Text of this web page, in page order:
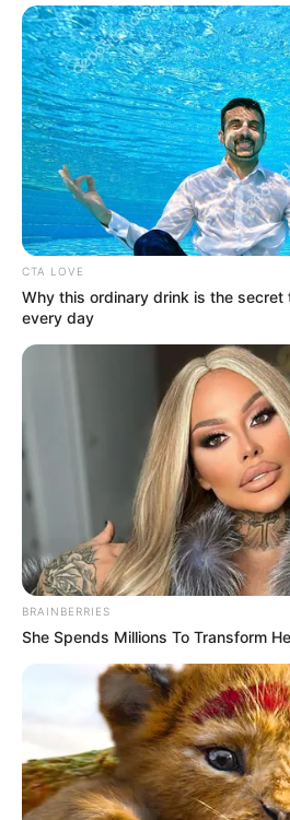
CTA LOVE
Why this ordinary drink is the secret
every day
BRAINBERRIES
She Spends Millions To Transform